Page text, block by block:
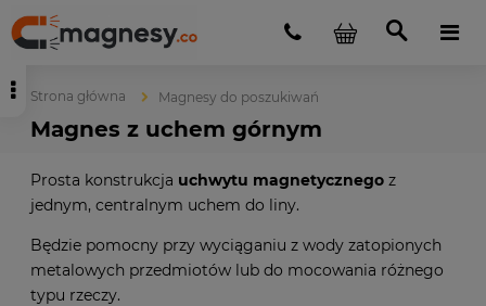
Strona główna Magnesy do poszukiwań
Magnes z uchem górnym
Prosta konstrukcja uchwytu magnetycznego z
jednym, centralnym uchem do liny.
Będzie pomocny przy wyciąganiu z wody zatopionych
metalowych przedmiotów lub do mocowania różnego
typu rzeczy.